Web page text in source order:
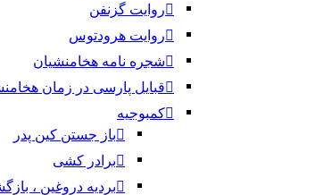
روایت گزنفن
روایت هرودتوس
شجره نامه هخامنشیان
قبایل پارسی در زمان
کمبوجیه
باز جستن کین پدر
برادر کشی
بردیه دروغین ،